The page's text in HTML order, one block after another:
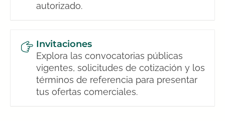
autorizado.
Invitaciones
Explora las convocatorias públicas
vigentes, solicitudes de cotización y los
términos de referencia para presentar
tus ofertas comerciales.